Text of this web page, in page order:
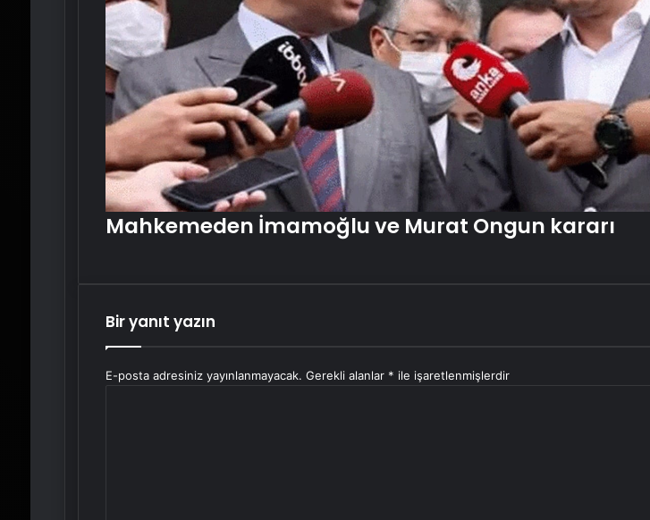
Mahkemeden İmamoğlu ve Murat Ongun kararı
Bir yanıt yazın
E-posta adresiniz yayınlanmayacak. Gerekli alanlar * ile işaretlenmişlerdir